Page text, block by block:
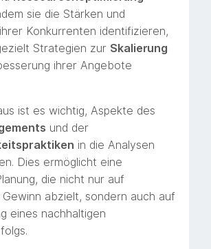
sie die Stärken und
Konkurrenten identifizieren,
Strategien zur Skalierung
ihrer Angebote
ist es wichtig, Aspekte des
und der
in die Analysen
Dies ermöglicht eine
die nicht nur auf
abzielt, sondern auch auf
eines nachhaltigen